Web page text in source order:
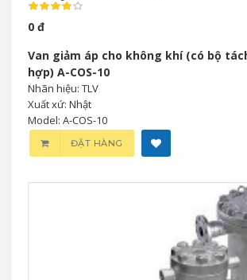
0 đ
Van giảm áp cho không khí (có bộ
hợp) A-COS-10
Nhãn hiệu: TLV
Xuất xứ: Nhật
Model: A-COS-10
ĐẶT HÀNG